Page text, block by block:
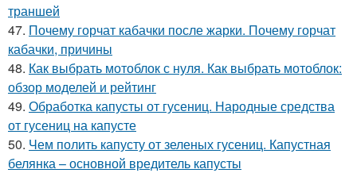
траншей
47. Почему горчат кабачки после жарки. Почему горчат
кабачки, причины
48. Как выбрать мотоблок с нуля. Как выбрать мотоблок:
обзор моделей и рейтинг
49. Обработка капусты от гусениц. Народные средства
от гусениц на капусте
50. Чем полить капусту от зеленых гусениц. Капустная
белянка – основной вредитель капусты